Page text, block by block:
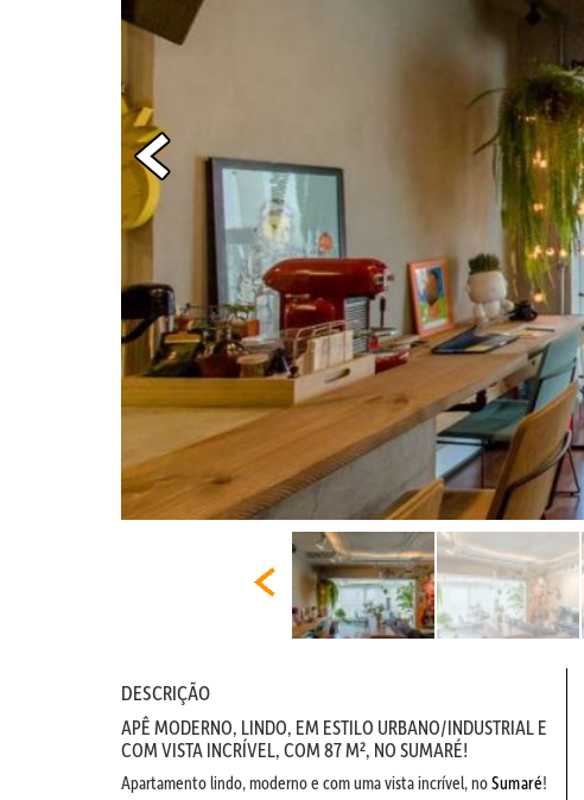
DESCRIÇÃO
APÊ MODERNO, LINDO, EM ESTILO URBANO/INDUSTRIAL E
COM VISTA INCRÍVEL, COM 87 M², NO SUMARÉ!
Apartamento lindo, moderno e com uma vista incrível, noSumaré!